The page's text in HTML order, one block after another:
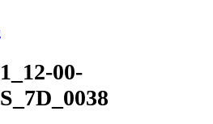
00-